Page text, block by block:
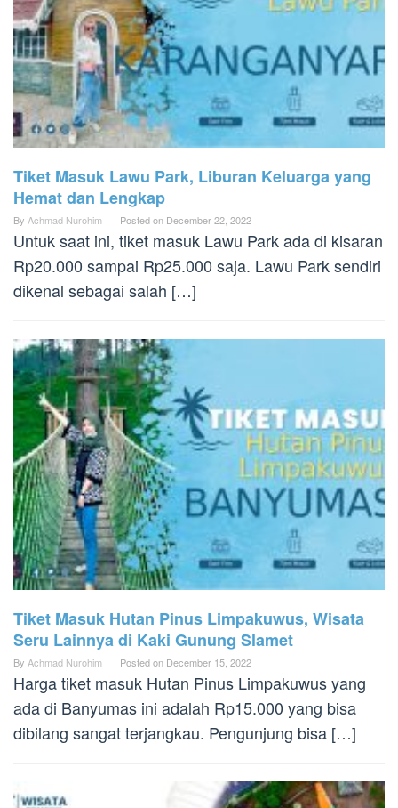
Tiket Masuk Lawu Park, Liburan Keluarga yang
Hemat dan Lengkap
By Achmad Nurohim Posted on December 22, 2022
Untuk saat ini, tiket masuk Lawu Park ada di kisaran
Rp20.000 sampai Rp25.000 saja. Lawu Park sendiri
dikenal sebagai salah […]
Tiket Masuk Hutan Pinus Limpakuwus, Wisata
Seru Lainnya di Kaki Gunung Slamet
By Achmad Nurohim Posted on December 15, 2022
Harga tiket masuk Hutan Pinus Limpakuwus yang
ada di Banyumas ini adalah Rp15.000 yang bisa
dibilang sangat terjangkau. Pengunjung bisa […]